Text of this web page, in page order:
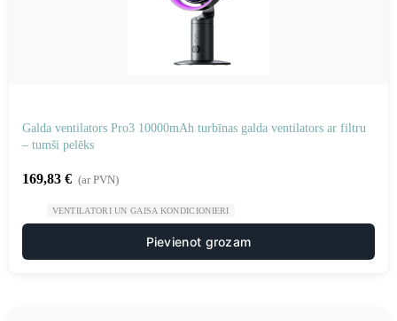
Galda ventilators Pro3 10000mAh turbīnas galda ventilators ar filtru
– tumši pelēks
169,83 € (ar PVN)
VENTILATORI UN GAISA KONDICIONIERI
Pievienot grozam